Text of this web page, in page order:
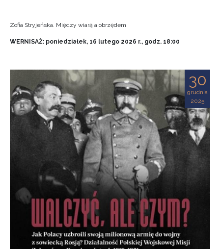
Zofia Stryjeńska. Między wiarą a obrzędem
WERNISAŻ: poniedziałek, 16 lutego 2026 r., godz. 18:00
30
grudnia
2025